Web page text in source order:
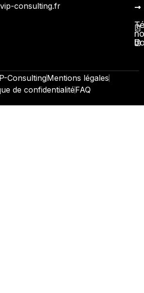
consulting.fr
ConsultingMentions légales
de confidentialitéFAQ